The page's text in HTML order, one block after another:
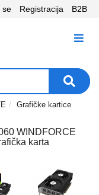
se Registracija B2B
Grafičke kartice
WINDFORCE
karta